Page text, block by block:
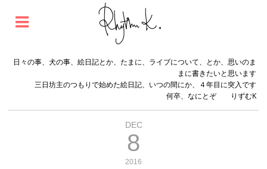
日々の事、犬の事、絵日記とか、たまに、ライブについて、とか、思いのま
まに書きたいと思います
三日坊主のつもりで始めた絵日記、いつの間にか、４年目に突入です
何卒、なにとぞ りずむK
DEC
8
2016